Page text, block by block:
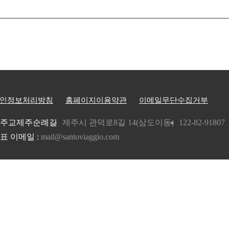
정보처리방침 홈페이지이용약관 이메일무단수집거부
교제주순례길 제주시 관덕로8길 14(삼도이동)
122-82-91807
이메일 : mail@santoviaggio.com